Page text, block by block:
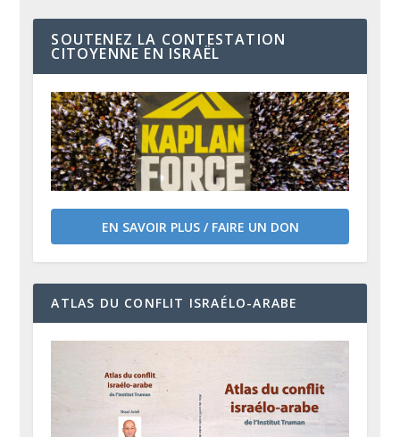
SOUTENEZ LA CONTESTATION
CITOYENNE EN ISRAËL
EN SAVOIR PLUS / FAIRE UN DON
ATLAS DU CONFLIT ISRAÉLO-ARABE